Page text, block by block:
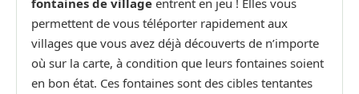
fontaines de village entrent en jeu ! Elles vous
permettent de vous téléporter rapidement aux
villages que vous avez déjà découverts de n’importe
où sur la carte, à condition que leurs fontaines soient
en bon état. Ces fontaines sont des cibles tentantes